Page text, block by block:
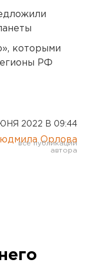
которыми
РФ
2022 В 09:44
Орлова